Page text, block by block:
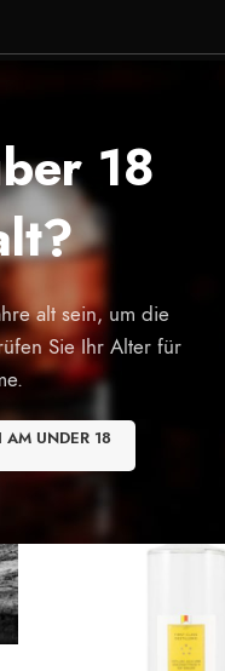
18
alt sein, um die
Sie Ihr Alter für
I AM UNDER 18
SONSTIGES
Startseite/ Produkte